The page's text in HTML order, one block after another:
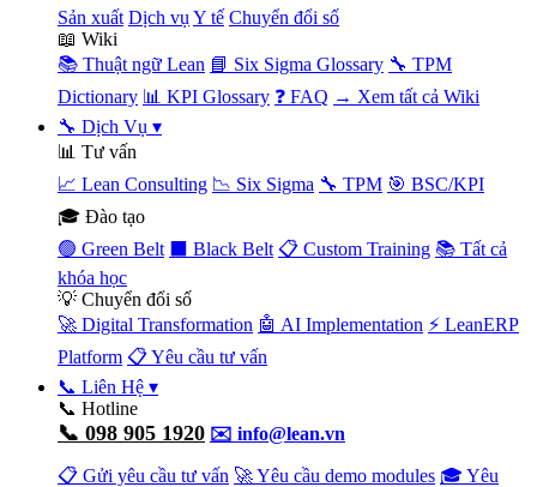
Sản xuất Dịch vụ Y tế Chuyển đổi số
📖 Wiki
📚 Thuật ngữ Lean 📘 Six Sigma Glossary 🔧 TPM
Dictionary 📊 KPI Glossary ❓ FAQ → Xem tất cả Wiki
🔧 Dịch Vụ ▾
📊 Tư vấn
📈 Lean Consulting 📉 Six Sigma 🔧 TPM 🎯 BSC/KPI
🎓 Đào tạo
🟢 Green Belt
⬛ Black Belt 📋 Custom Training 📚 Tất cả
khóa học
💡 Chuyển đổi số
🚀 Digital Transformation 🤖 AI Implementation ⚡ LeanERP
Platform 📋 Yêu cầu tư vấn
📞 Liên Hệ ▾
📞 Hotline
📞 098 905 1920 ✉️ info@lean.vn
📋 Gửi yêu cầu tư vấn 🚀 Yêu cầu demo modules 🎓 Yêu